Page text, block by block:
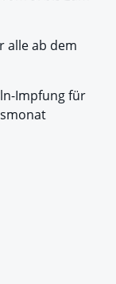
alle ab dem
Impfung für